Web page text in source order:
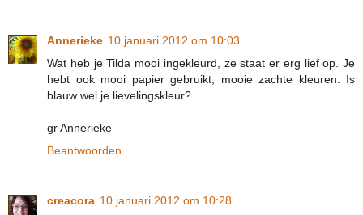
Annerieke 10 januari 2012 om 10:03
Wat heb je Tilda mooi ingekleurd, ze staat er erg lief op. Je
hebt ook mooi papier gebruikt, mooie zachte kleuren. Is
blauw wel je lievelingskleur?
gr Annerieke
Beantwoorden
creacora 10 januari 2012 om 10:28